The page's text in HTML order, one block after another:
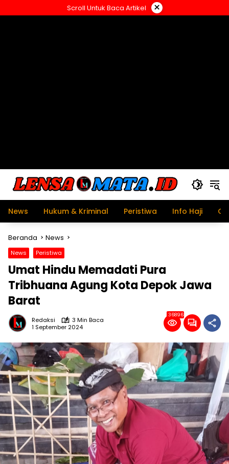
ke
Scroll Untuk Baca Artikel ×
News Hukum & Kriminal Peristiwa Info Haji
Beranda News
News Peristiwa
Umat Hindu Memadati Pura
Tribhuana Agung Kota Depok Jawa
Barat
Redaksi
3 Min Baca
1 September 2024
36896